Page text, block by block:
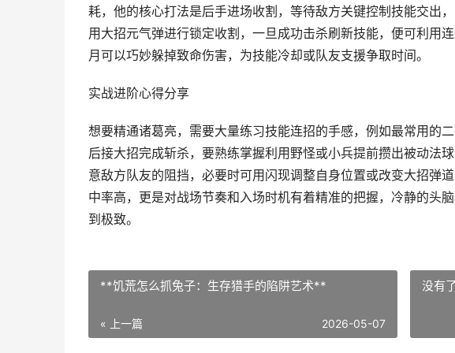
耗，他的核心打法是后手进场收割，等待敌方关键控制技能交出
用大招元气弹进行锁定收割，一旦成功击杀刷新技能，便可利用
月可以巧妙躲掉致命伤害，为技能冷却或队友支援争取时间。
实战进阶心得分享
想要精通诸葛亮，需要大量练习技能连招的手感，例如最常用的
后接大招完成斩杀，要熟练掌握利用野怪或小兵提前攒出被动法
意敌方队友的阻挡，必要时可用闪现调整自身位置或改变大招弹
中率高，更是对战场节奏和入场时机有着精准的把握，冷静的头
到极致。
**饥荒怎么抓兔子：生存猎手的陷阱艺术**
« 上一篇 2026-05-07
没有了